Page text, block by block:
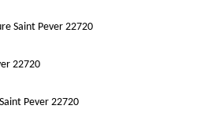
Saint Pever 22720
22720
Pever 22720